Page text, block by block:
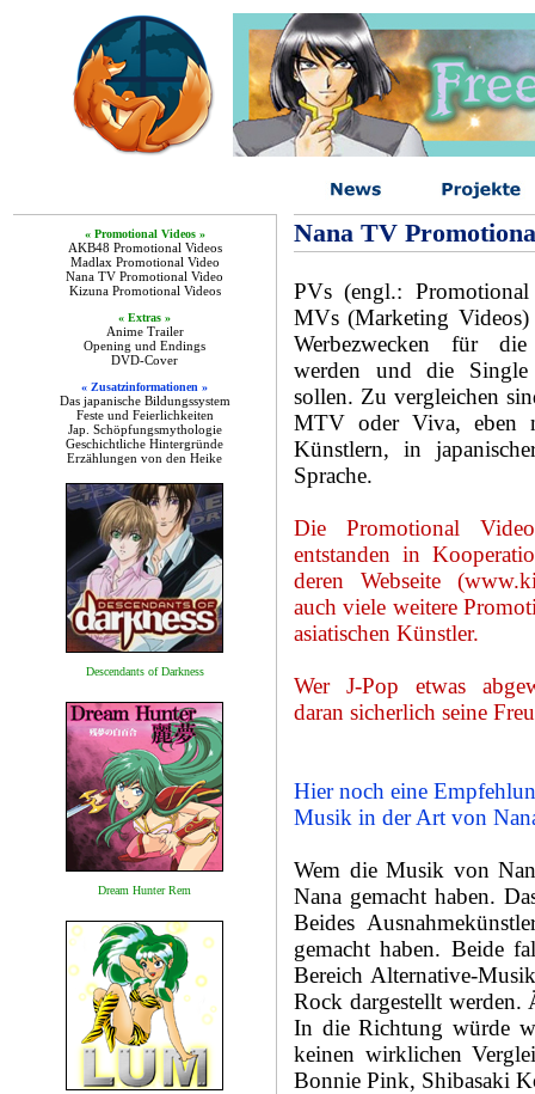
« Promotional Videos »
AKB48 Promotional Videos
Madlax Promotional Video
Nana TV Promotional Video
Kizuna Promotional Videos
« Extras »
Anime Trailer
Opening und Endings
DVD-Cover
« Zusatzinformationen »
Das japanische Bildungssystem
Feste und Feierlichkeiten
Jap. Schöpfungsmythologie
Geschichtliche Hintergründe
Erzählungen von den Heike
Descendants of Darkness
Dream Hunter Rem
Nana TV
PVs (engl.:
MVs (Marketing
Werbezwecken für
werden und die Single
sollen. Zu vergleichen
MTV oder Viva, eben
Künstlern, in
Sprache.
Die Promotional
entstanden in
deren Webseite
auch viele weitere
asiatischen Künstler.
Wer J-Pop etwas
daran sicherlich seine
Hier noch eine
Musik in der Art von
Wem die Musik von
Nana gemacht haben.
Beides
gemacht haben. Beide
Bereich Alternative-
Rock dargestellt werden.
In die Richtung würde
keinen wirklichen
Bonnie Pink, Shibasaki